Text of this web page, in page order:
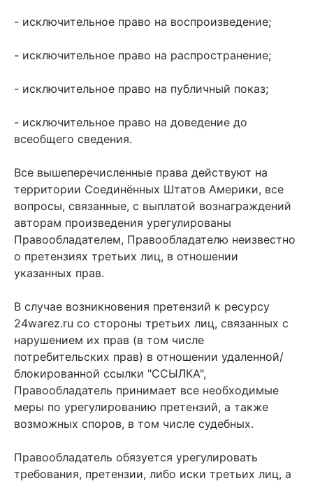
- исключительное право на воспроизведение;
- исключительное право на распространение;
- исключительное право на публичный показ;
- исключительное право на доведение до
всеобщего сведения.
Все вышеперечисленные права действуют на
территории Соединённых Штатов Америки, все
вопросы, связанные, с выплатой вознаграждений
авторам произведения урегулированы
Правообладателем, Правообладателю неизвестно
о претензиях третьих лиц, в отношении
указанных прав.
В случае возникновения претензий к ресурсу
24warez.ru со стороны третьих лиц, связанных с
нарушением их прав (в том числе
потребительских прав) в отношении удаленной/
блокированной ссылки "ССЫЛКА",
Правообладатель принимает все необходимые
меры по урегулированию претензий, а также
возможных споров, в том числе судебных.
Правообладатель обязуется урегулировать
требования, претензии, либо иски третьих лиц, а